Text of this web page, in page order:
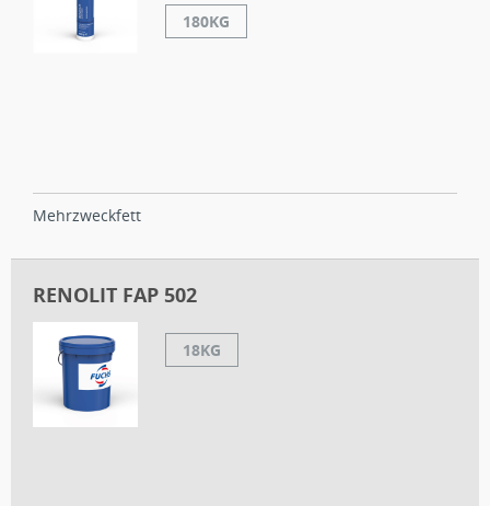
180KG
Mehrzweckfett
RENOLIT FAP 502
18KG